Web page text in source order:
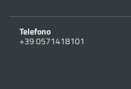
Telefono
+39 0571418101